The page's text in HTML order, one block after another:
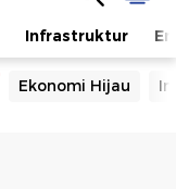
Infrastruktur
Ekonomi Hijau